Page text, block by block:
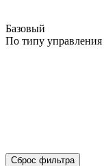
Базовый
По типу управления
Сброс фильтра